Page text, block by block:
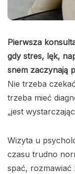
Pierwsza
gdy stres, lęk,
snem zaczynają
Nie trzeba
trzeba mieć
„jest
Wizyta u
czasu trudno
spać, rozmawiać